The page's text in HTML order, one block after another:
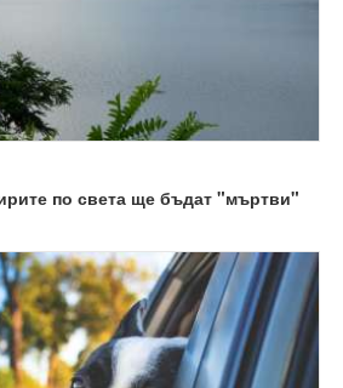
по света ще бъдат "мъртви"